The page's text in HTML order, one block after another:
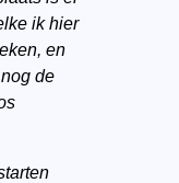
ik hier
en
de